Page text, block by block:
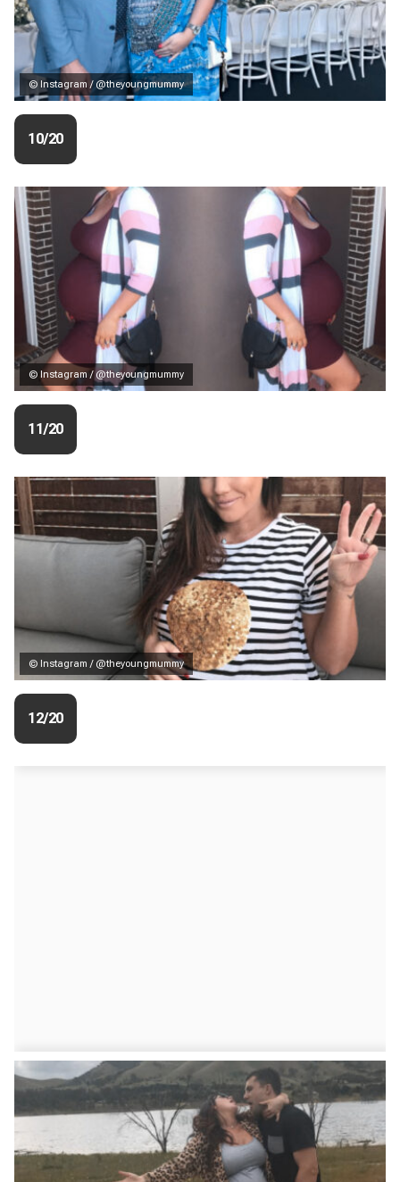
© Instagram / @theyoungmummy
10/20
© Instagram / @theyoungmummy
11/20
© Instagram / @theyoungmummy
12/20